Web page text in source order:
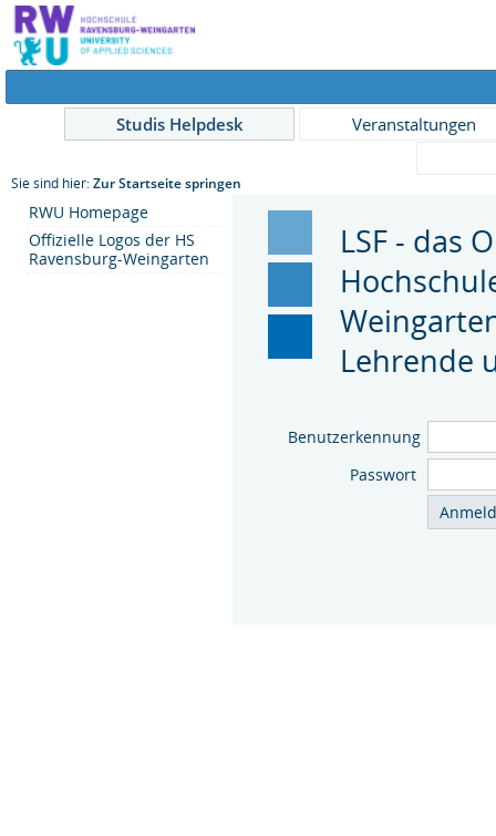
Studis Helpdesk
Veranstaltungen
Sie sind hier: Zur Startseite springen
RWU Homepage
Offizielle Logos der HS
Ravensburg-Weingarten
LSF - das
Lehrende
Benutzerkennung
Passwort